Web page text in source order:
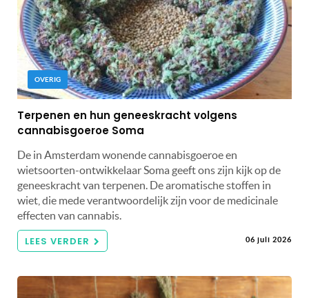
OVERIG
Terpenen en hun geneeskracht volgens
cannabisgoeroe Soma
De in Amsterdam wonende cannabisgoeroe en
wietsoorten-ontwikkelaar Soma geeft ons zijn kijk op de
geneeskracht van terpenen. De aromatische stoffen in
wiet, die mede verantwoordelijk zijn voor de medicinale
effecten van cannabis.
LEES VERDER 06 juli 2026